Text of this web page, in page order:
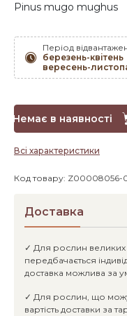
Pinus mugo mughus
Період
березень-квітень
вересень-
Немає в наявності
Всі характеристики
Код товару: Z00008056-
Доставка
✓ Для рослин великих
передбачається
доставка можлива за
✓ Для рослин, що
вартість доставки за